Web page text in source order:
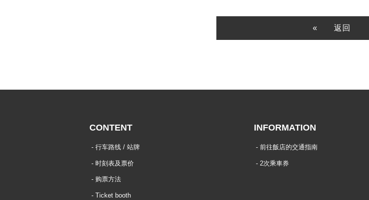
返回
CONTENT
行车路线 / 站牌
时刻表及票价
购票方法
Ticket booth
INFORMATION
前往飯店的交通指南
2次乘車券